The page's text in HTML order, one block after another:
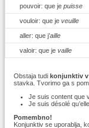
pouvoir: que je puisse
vouloir: que je veuille
aller: que j’aille
valoir: que je vaille
Obstaja tudi konjunktiv
stavka. Tvorimo ga s
Je suis content que
Je suis désolé
Pomembno!
Konjunktiv se uporablja,